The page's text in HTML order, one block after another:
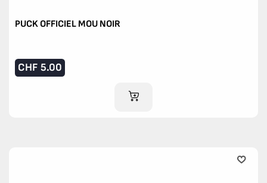
PUCK OFFICIEL MOU NOIR
CHF 5.00
IM WARENKORB